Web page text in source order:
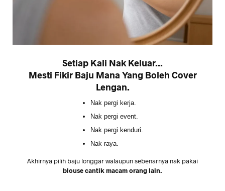
Setiap Kali Nak Keluar...
Mesti Fikir Baju Mana Yang Boleh Cover
Lengan.
Nak pergi kerja.
Nak pergi event.
Nak pergi kenduri.
Nak raya.
Akhirnya pilih baju longgar walaupun sebenarnya nak pakai
blouse cantik macam orang lain.